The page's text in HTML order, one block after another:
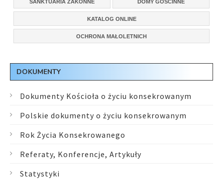
SANKTUARIA ZAKONNE DOMY GOŚCINNE
KATALOG ONLINE
OCHRONA MAŁOLETNICH
DOKUMENTY
Dokumenty Kościoła o życiu konsekrowanym
Polskie dokumenty o życiu konsekrowanym
Rok Życia Konsekrowanego
Referaty, Konferencje, Artykuły
Statystyki